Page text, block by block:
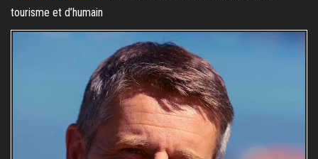
tourisme et d’humain